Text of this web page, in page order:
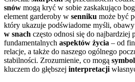
snów mogą kryć w sobie zaskakująco
element garderoby w senniku może być
który ukazuje podświadome myśli,
w snach często odnosi się do najbardziej
fundamentalnych aspektów życia – od
relacje, a także do naszego ogólnego
stabilności. Zrozumienie, co mogą
kluczem do głębszej interpretacji